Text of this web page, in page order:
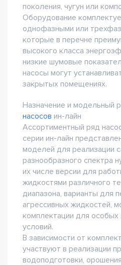
поколения, чугун или
Оборудование
однофазными или
которые в перечне
высокого класса
низкие шумовые
насосы могут
закрытых помещениях.
Назначение и модельный
насосов ин-лайн
Ассортиментный ряд
серии ин-лайн
моделей для реализации
разнообразного спектра
их числе версии для
жидкостями различного
диапазона, варианты для
агрессивных жидкостей,
комплектации для особых
условий.
В зависимости от
участвуют в реализации
водоподготовки,